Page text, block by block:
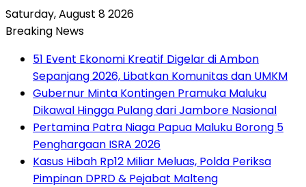
Saturday, August 8 2026
Breaking News
51 Event Ekonomi Kreatif Digelar di Ambon
Sepanjang 2026, Libatkan Komunitas dan UMKM
Gubernur Minta Kontingen Pramuka Maluku
Dikawal Hingga Pulang dari Jambore Nasional
Pertamina Patra Niaga Papua Maluku Borong 5
Penghargaan ISRA 2026
Kasus Hibah Rp12 Miliar Meluas, Polda Periksa
Pimpinan DPRD & Pejabat Malteng